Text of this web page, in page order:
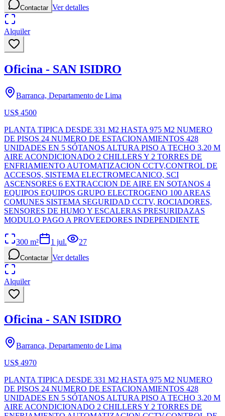
Contactar Ver detalles
Alquiler
Oficina - SAN ISIDRO
Barranca, Departamento de Lima
US$ 4500
PLANTA TIPICA DESDE 331 M2 HASTA 975 M2 NUMERO
DE PISOS 24 NUMERO DE ESTACIONAMIENTOS 428
UNIDADES EN 5 SÓTANOS ALTURA PISO A TECHO 3.20 M
AIRE ACONDICIONADO 2 CHILLERS Y 2 TORRES DE
ENFRIAMIENTO AUTOMATIZACION CCTV,CONTROL DE
ACCESOS, SISTEMA ELECTROMECANICO, SCI
ASCENSORES 6 EXTRACCION DE AIRE EN SOTANOS 4
EQUIPOS EQUIPOS GRUPO ELECTROGENO 100 AREAS
COMUNES SISTEMA SEGURIDAD CCTV, ROCIADORES,
SENSORES DE HUMO Y ESCALERAS PRESURIDAZAS
MODULO PAGO A PROVEEDORES INDEPENDIENTE
300 m² 1 jul. 27
Contactar Ver detalles
Alquiler
Oficina - SAN ISIDRO
Barranca, Departamento de Lima
US$ 4970
PLANTA TIPICA DESDE 331 M2 HASTA 975 M2 NUMERO
DE PISOS 24 NUMERO DE ESTACIONAMIENTOS 428
UNIDADES EN 5 SÓTANOS ALTURA PISO A TECHO 3.20 M
AIRE ACONDICIONADO 2 CHILLERS Y 2 TORRES DE